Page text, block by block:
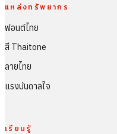
แหล่งทรัพยากร
ฟอนต์ไทย
สี Thaitone
ลายไทย
แรงบันดาลใจ
เรียนรู้